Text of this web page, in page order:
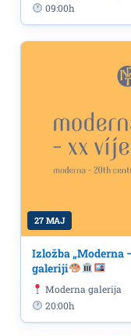
09:00h
27 MAJ
Izložba „Moderna
galeriji
Moderna galerija
20:00h